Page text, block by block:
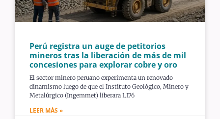
Perú registra un auge de petitorios
mineros tras la liberación de más de mil
concesiones para explorar cobre y oro
El sector minero peruano experimenta un renovado
dinamismo luego de que el Instituto Geológico, Minero y
Metalúrgico (Ingemmet) liberara 1.176
LEER MÁS »